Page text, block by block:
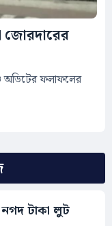
নগদ টাকা লুট
জোরদারের
অডিটের ফলাফলের